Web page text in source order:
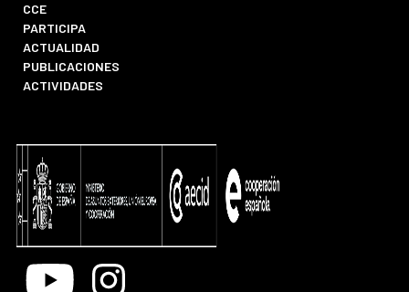
CCE
PARTICIPA
ACTUALIDAD
PUBLICACIONES
ACTIVIDADES
Youtube Instagram